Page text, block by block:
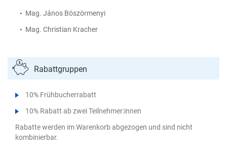
Mag. János Böszörmenyi
Mag. Christian Kracher
Rabattgruppen
10% Frühbucherrabatt
10% Rabatt ab zwei Teilnehmer:innen
Rabatte werden im Warenkorb abgezogen und sind nicht
kombinierbar.